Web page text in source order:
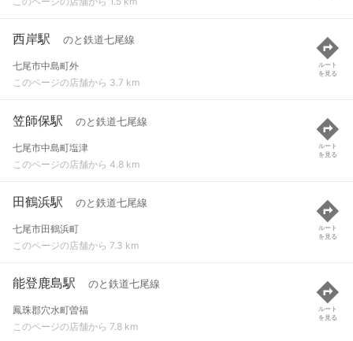
西岸駅 のと鉄道七尾線
七尾市中島町外
このページの店舗から 3.7 km
ルート
を見る
笠師保駅 のと鉄道七尾線
七尾市中島町塩津
このページの店舗から 4.8 km
ルート
を見る
田鶴浜駅 のと鉄道七尾線
七尾市田鶴浜町
このページの店舗から 7.3 km
ルート
を見る
能登鹿島駅 のと鉄道七尾線
鳳珠郡穴水町曽福
このページの店舗から 7.8 km
ルート
を見る